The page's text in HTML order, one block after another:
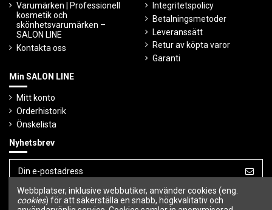
Varumärken | Professionell
kosmetik och
skönhetsvarumärken –
SALON LINE
Kontakta oss
Integritetspolicy
Betalningsmetoder
Leveranssätt
Retur av köpta varor
Garanti
Min SALON LINE
Mitt konto
Orderhistorik
Önskelista
Nyhetsbrev
Du kan avbryta prenumerationen när som
helst.
Webbplatser, inklusive webbutiker, använder cookies (eng.
cookies) för att säkerställa en snabb, högkvalitativ och